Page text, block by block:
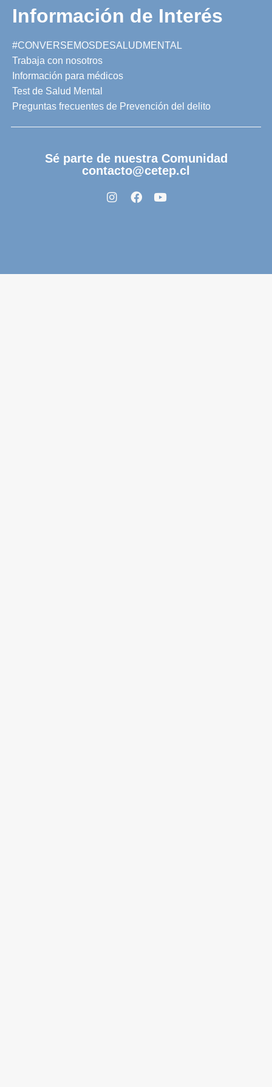
Información de Interés
#CONVERSEMOSDESALUDMENTAL
Trabaja con nosotros
Información para médicos
Test de Salud Mental
Preguntas frecuentes de Prevención del delito
Sé parte de nuestra Comunidad
contacto@cetep.cl